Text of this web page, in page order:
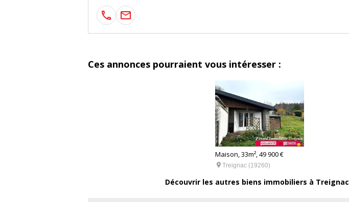
Ces annonces pourraient vous intéresser :
Maison, 33m², 49 900 €
Treignac (19260)
Découvrir les autres biens immobiliers à Treignac